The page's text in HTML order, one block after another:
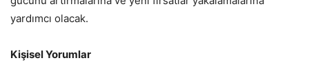
yardımcı olacak.
Kişisel Yorumlar